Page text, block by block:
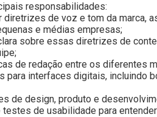
responsabilidades:
diretrizes de voz e tom da marca,
e médias empresas;
sobre essas diretrizes de
de redação entre os diferentes
para interfaces digitais, incluindo
de design, produto e
testes de usabilidade para